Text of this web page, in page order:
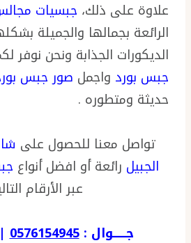
علاوة على ذلك، جبسيات
الرائعة بجمالها والجميلة
الديكورات الجذابة ونحن نوفر
جبس بورد واجمل صور جبس
حديثة ومتطوره .
تواصل معنا للحصول على
الجبيل رائعة أو افضل أنواع
عبر الأرقام
جــــــوال :0576154945
|